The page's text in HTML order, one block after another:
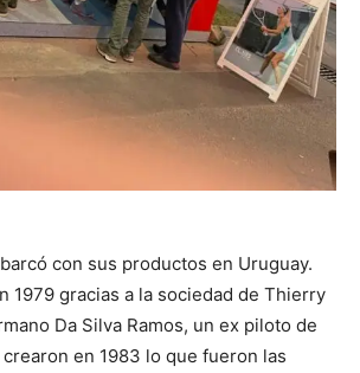
con sus productos en Uruguay.
1979 gracias a la sociedad de Thierry
Da Silva Ramos, un ex piloto de
crearon en 1983 lo que fueron las